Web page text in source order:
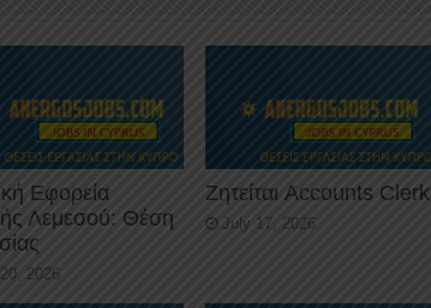
Εφορεία
Λεμεσού: Θέση
2026
Ζητείται Accounts Clerk
July 17, 2026